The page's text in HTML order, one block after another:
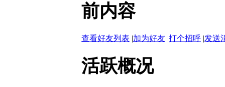
前内容
查看好友列表 |加为好友 |打个招呼 |发送
活跃概况